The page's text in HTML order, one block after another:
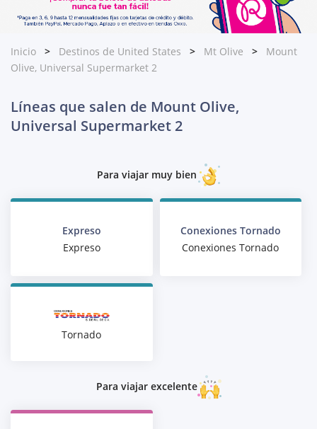
Inicio Destinos de United States Mt Olive
Mount
Olive, Universal Supermarket 2
Líneas que salen de Mount Olive,
Universal Supermarket 2
Para viajar muy bien
Expreso
Expreso
Conexiones Tornado
Conexiones Tornado
Tornado
Para viajar excelente